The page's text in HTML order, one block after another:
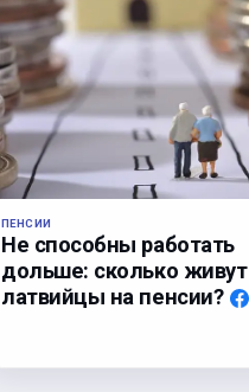
ПЕНСИИ
Не способны работать
дольше: сколько живут
латвийцы на пенсии?